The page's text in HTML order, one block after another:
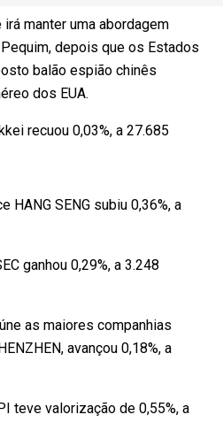
manter uma abordagem
depois que os Estados
balão espião chinês
dos EUA.
recuou 0,03%, a 27.685
HANG SENG subiu 0,36%, a
ganhou 0,29%, a 3.248
as maiores companhias
avançou 0,18%, a
teve valorização de 0,55%, a